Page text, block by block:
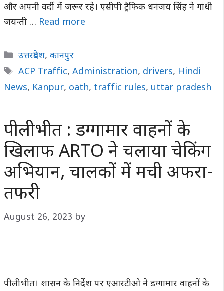
और अपनी वर्दी में जरूर रहे। एसीपी ट्रैफिक धनंजय सिंह ने गांधी
जयन्ती … Read more
Categories
उत्तरप्रदेश, कानपुर
Tags
ACP Traffic, Administration, drivers, Hindi
News, Kanpur, oath, traffic rules, uttar pradesh
पीलीभीत : डग्गामार वाहनों के
खिलाफ ARTO ने चलाया चेकिंग
अभियान, चालकों में मची अफरा-
तफरी
August 26, 2023 by
पीलीभीत। शासन के निर्देश पर एआरटीओ ने डग्गामार वाहनों के